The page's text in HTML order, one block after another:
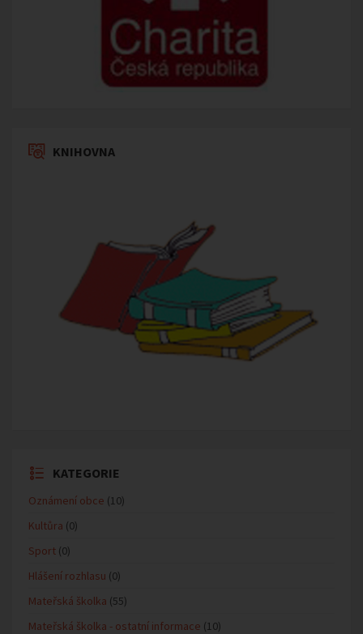
KNIHOVNA
KATEGORIE
Oznámení obce (10)
Kultůra (0)
Sport (0)
Hlášení rozhlasu (0)
Mateřská školka (55)
Mateřská školka - ostatní informace (10)